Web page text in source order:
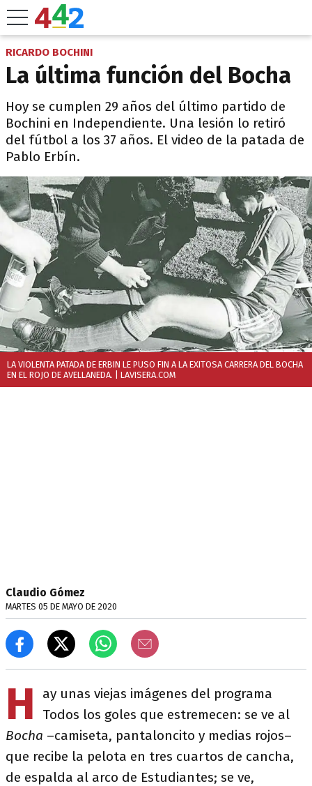
RICARDO BOCHINI
La última función del Bocha
Hoy se cumplen 29 años del último partido de
Bochini en Independiente. Una lesión lo retiró
del fútbol a los 37 años. El video de la patada de
Pablo Erbín.
LA VIOLENTA PATADA DE ERBIN LE PUSO FIN A LA EXITOSA CARRERA DEL BOCHA
EN EL ROJO DE AVELLANEDA. | LAVISERA.COM
Claudio Gómez
MARTES 05 DE MAYO DE 2020
H
ay unas viejas imágenes del programa
Todos los goles que estremecen: se ve al
Bocha –camiseta, pantaloncito y medias rojos–
que recibe la pelota en tres cuartos de cancha,
de espalda al arco de Estudiantes; se ve,